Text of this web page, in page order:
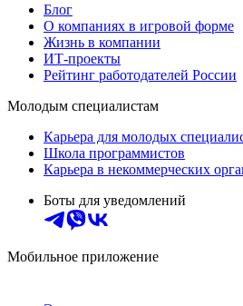
Блог
О компаниях в игровой форме
Жизнь в компании
ИТ-проекты
Рейтинг работодателей России
Молодым специалистам
Карьера для молодых
Школа программистов
Карьера в некоммерческих
Боты для уведомлений
Мобильное приложение